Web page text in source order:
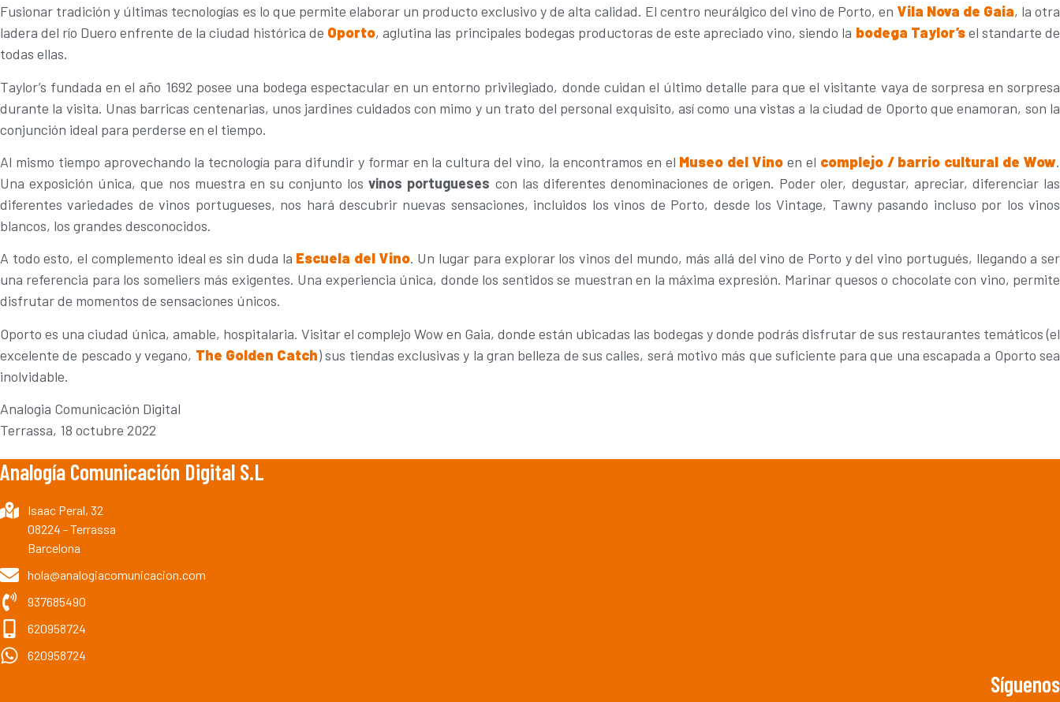
Fusionar tradición y últimas tecnologías es lo que permite elaborar un producto exclusivo y de alta calidad. El centro neurálgico del vino de Porto, en Vila Nova de Gaia, la otra
ladera del río Duero enfrente de la ciudad histórica de Oporto, aglutina las principales bodegas productoras de este apreciado vino, siendo la bodega Taylor’sel standarte de
todas ellas.
Taylor’s fundada en el año 1692 posee una bodega espectacular en un entorno privilegiado, donde cuidan el último detalle para que el visitante vaya de sorpresa en sorpresa
durante la visita. Unas barricas centenarias, unos jardines cuidados con mimo y un trato del personal exquisito, así como una vistas a la ciudad de Oporto que enamoran, son la
conjunción ideal para perderse en el tiempo.
Al mismo tiempo aprovechando la tecnología para difundir y formar en la cultura del vino, la encontramos en el Museo del Vino en el complejo / barrio cultural de Wow.
Una exposición única, que nos muestra en su conjunto losvinos portugueses con las diferentes denominaciones de origen. Poder oler, degustar, apreciar, diferenciar las
diferentes variedades de vinos portugueses, nos hará descubrir nuevas sensaciones, incluidos los vinos de Porto, desde los Vintage, Tawny pasando incluso por los vinos
blancos, los grandes desconocidos.
A todo esto, el complemento ideal es sin duda la Escuela del Vino. Un lugar para explorar los vinos del mundo, más allá del vino de Porto y del vino portugués, llegando a ser
una referencia para los someliers más exigentes. Una experiencia única, donde los sentidos se muestran en la máxima expresión. Marinar quesos o chocolate con vino, permite
disfrutar de momentos de sensaciones únicos.
Oporto es una ciudad única, amable, hospitalaria. Visitar el complejo Wow en Gaia, donde están ubicadas las bodegas y donde podrás disfrutar de sus restaurantes temáticos (el
excelente de pescado y vegano, The Golden Catch) sus tiendas exclusivas y la gran belleza de sus calles, será motivo más que suficiente para que una escapada a Oporto sea
inolvidable.
Analogia Comunicación Digital
Terrassa, 18 octubre 2022
Analogía Comunicación Digital S.L
Isaac Peral, 32
08224 - Terrassa
Barcelona
hola@analogiacomunicacion.com
937685490
620958724
620958724
Síguenos